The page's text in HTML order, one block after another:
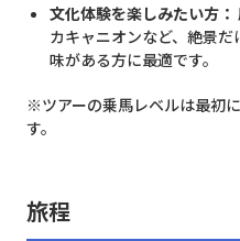
文化体験を楽しみたい方：
カキャニオンなど、絶景
味がある方に最適です。
※ツアーの乗馬レベルは最初
す。
旅程